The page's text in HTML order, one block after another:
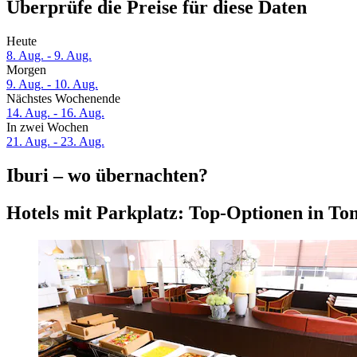
Überprüfe die Preise für diese Daten
Heute
8. Aug. - 9. Aug.
Morgen
9. Aug. - 10. Aug.
Nächstes Wochenende
14. Aug. - 16. Aug.
In zwei Wochen
21. Aug. - 23. Aug.
Iburi – wo übernachten?
Hotels mit Parkplatz: Top-Optionen in